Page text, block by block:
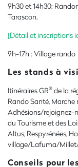
9h30 et 14h30:
Tarascon.
[Détail et inscriptions
9h-17h : Village rando
Les stands à
Itinéraires GR® de la
Rando Santé,
Adhésions/rejoignez-
du Tourisme et des
Altus, Respyrénées,
village/Lafuma/
Conseils pour